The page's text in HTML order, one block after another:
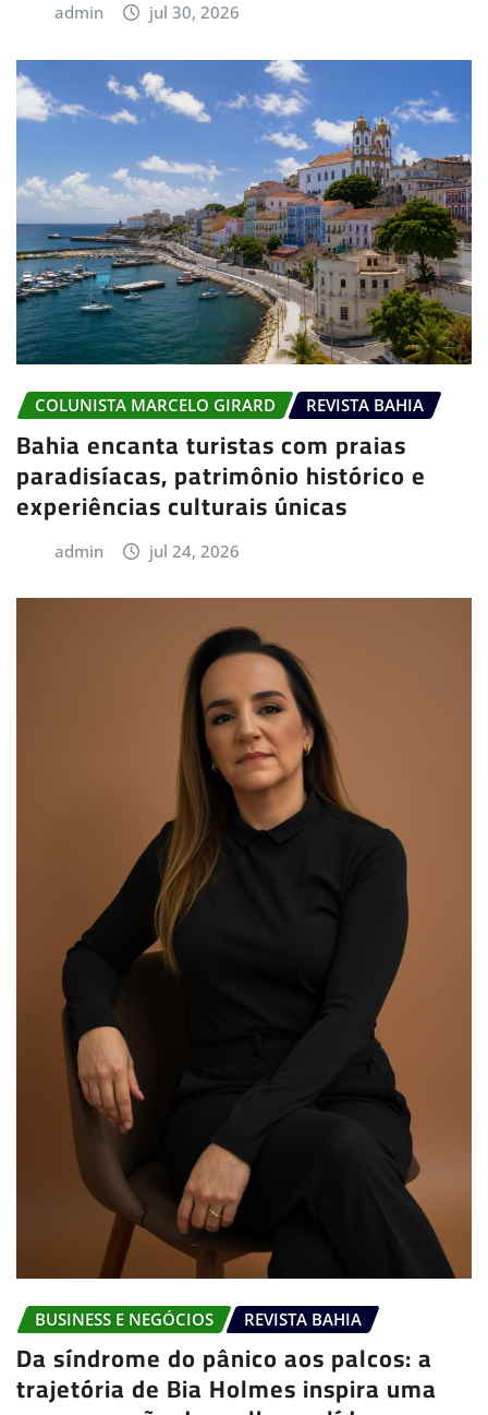
admin jul 30, 2026
COLUNISTA MARCELO GIRARD REVISTA BAHIA
Bahia encanta turistas com praias
paradisíacas, patrimônio histórico e
experiências culturais únicas
admin jul 24, 2026
BUSINESS E NEGÓCIOS REVISTA BAHIA
Da síndrome do pânico aos palcos: a
trajetória de Bia Holmes inspira uma